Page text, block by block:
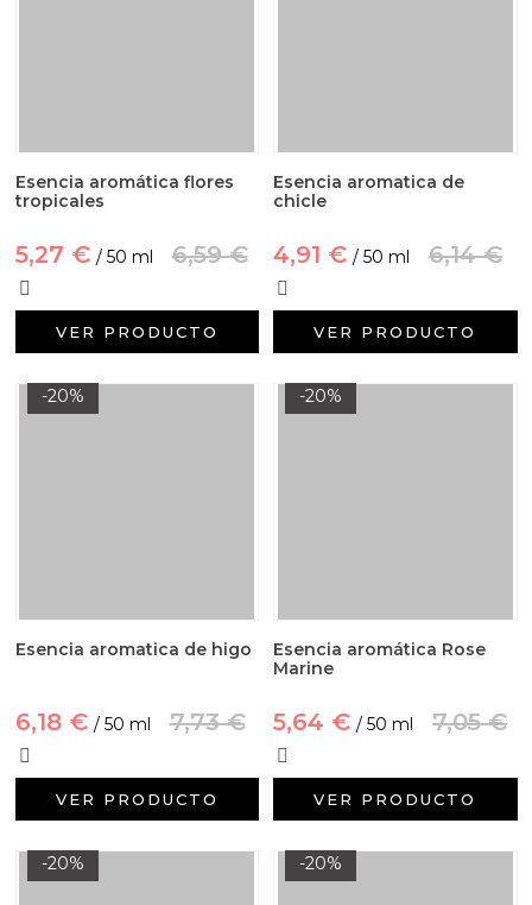
Esencia aromática flores
tropicales
5,27 € / 50 ml 6,59 €
VER PRODUCTO
Esencia aromatica de
chicle
4,91 € / 50 ml 6,14 €
VER PRODUCTO
-20%
Esencia aromatica de higo
6,18 € / 50 ml 7,73 €
VER PRODUCTO
-20%
Esencia aromática Rose
Marine
5,64 € / 50 ml 7,05 €
VER PRODUCTO
-20% -20%